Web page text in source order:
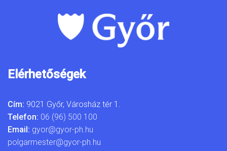
Elérhetőségek
Cím: 9021 Győr, Városház tér 1.
Telefon: 06 (96) 500 100
Email: gyor@gyor-ph.hu
polgarmester@gyor-ph.hu